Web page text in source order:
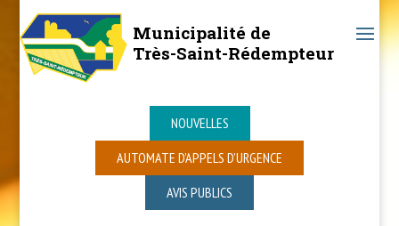
Municipalité de
Très-Saint-Rédempteur
NOUVELLES
AUTOMATE D’APPELS D’URGENCE
AVIS PUBLICS